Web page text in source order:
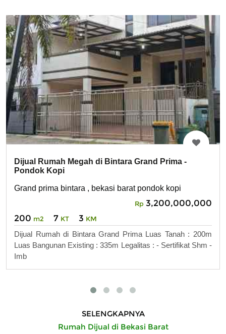
Dijual Rumah Megah di Bintara Grand Prima -
Pondok Kopi
Grand prima bintara , bekasi barat pondok kopi
Rp 3,200,000,000
200 m2 7 KT 3 KM
Dijual Rumah di Bintara Grand Prima Luas Tanah : 200m
Luas Bangunan Existing : 335m Legalitas : - Sertifikat Shm -
Imb
SELENGKAPNYA
Rumah Dijual di Bekasi Barat